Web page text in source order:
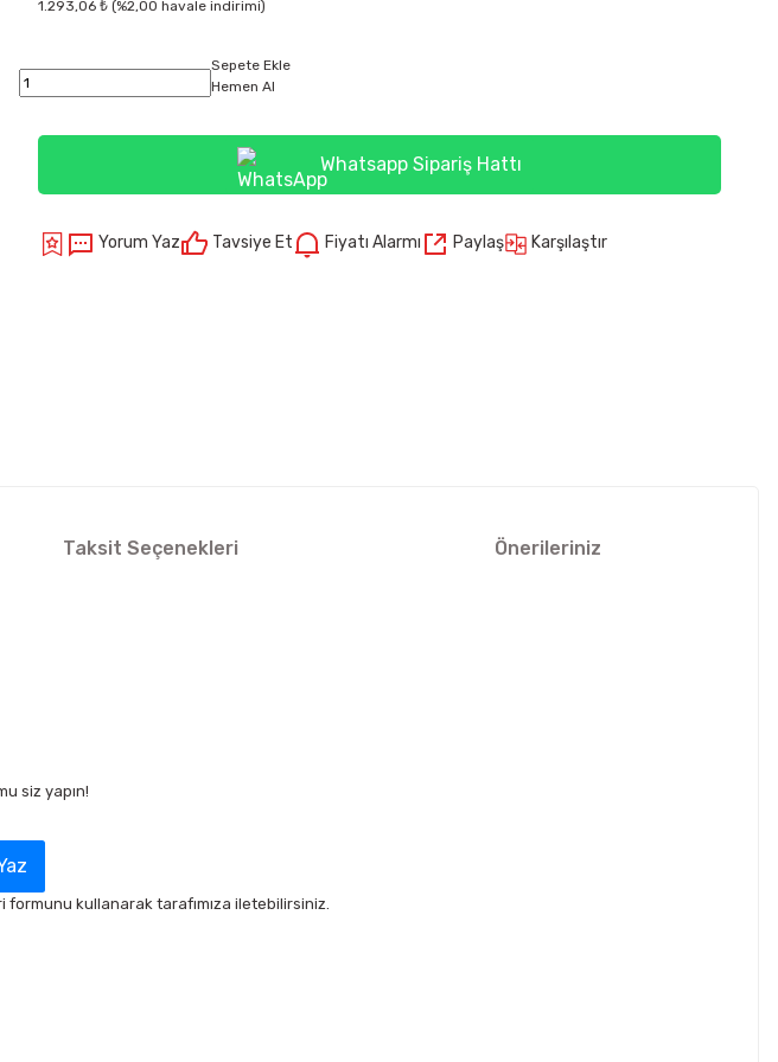
1.293,06 ₺ (%2,00 havale indirimi)
Sepete Ekle
Hemen Al
Whatsapp Sipariş Hattı
Yorum Yaz Tavsiye Et Fiyatı Alarmı Paylaş Karşılaştır
Taksit Seçenekleri Önerileriniz
siz yapın!
kullanarak tarafımıza iletebilirsiniz.